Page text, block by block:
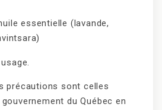
essentielle (lavande,
précautions sont celles
du Québec en